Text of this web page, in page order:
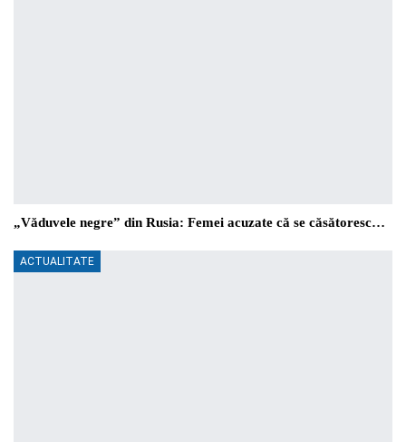
„Văduvele negre” din Rusia: Femei acuzate că se căsătoresc…
ACTUALITATE